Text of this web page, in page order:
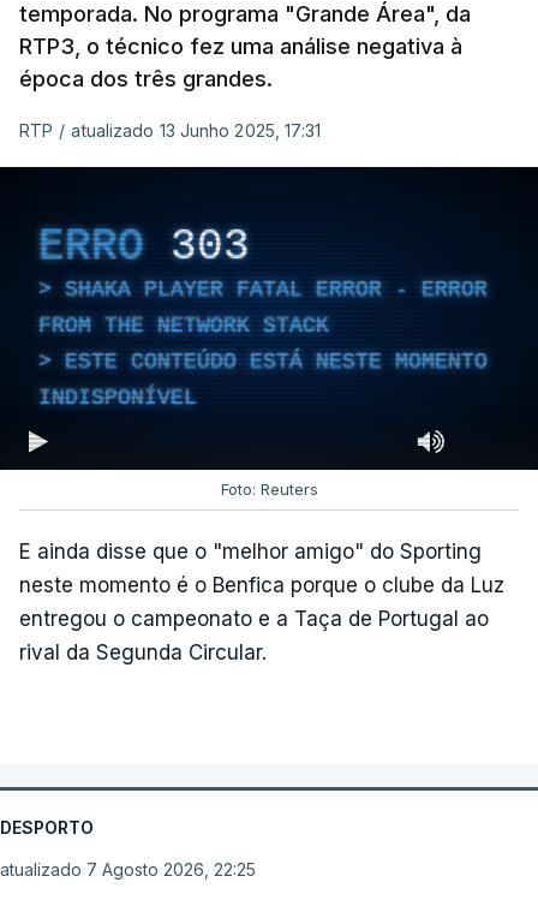
temporada. No programa "Grande Área", da
RTP3, o técnico fez uma análise negativa à
época dos três grandes.
RTP / atualizado 13 Junho 2025, 17:31
ERRO 303
SHAKA PLAYER FATAL ERROR - ERROR
FROM THE NETWORK STACK
ESTE CONTEÚDO ESTÁ NESTE MOMENTO
INDISPONÍVEL
Foto: Reuters
E ainda disse que o "melhor amigo" do Sporting
neste momento é o Benfica porque o clube da Luz
entregou o campeonato e a Taça de Portugal ao
rival da Segunda Circular.
DESPORTO
atualizado 7 Agosto 2026, 22:25